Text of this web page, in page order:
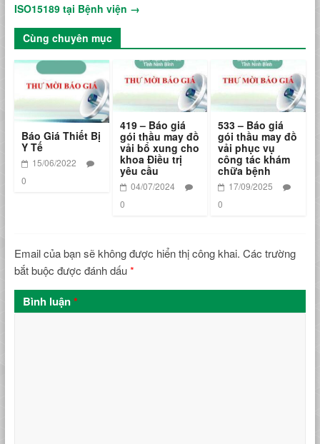
ISO15189 tại Bệnh viện →
Cùng chuyên mục
Báo Giá Thiết Bị
Y Tế
15/06/2022
0
419 – Báo giá
gói thầu may đồ
vải bổ xung cho
khoa Điều trị
yêu cầu
04/07/2024
0
533 – Báo giá
gói thầu may đồ
vải phục vụ
công tác khám
chữa bệnh
17/09/2025
0
Email của bạn sẽ không được hiển thị công khai. Các trường
bắt buộc được đánh dấu*
Bình luận*